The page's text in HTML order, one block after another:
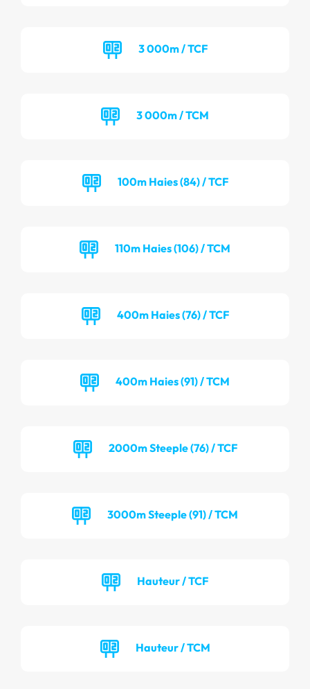
3 000m / TCF
3 000m / TCM
100m Haies (84) / TCF
110m Haies (106) / TCM
400m Haies (76) / TCF
400m Haies (91) / TCM
2000m Steeple (76) / TCF
3000m Steeple (91) / TCM
Hauteur / TCF
Hauteur / TCM